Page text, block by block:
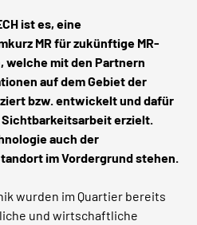
ist es, eine
MR für zukünftige MR-
welche mit den Partnern
auf dem Gebiet der
bzw. entwickelt und dafür
erzielt.
auch der
im Vordergrund stehen.
wurden im Quartier bereits
und wirtschaftliche